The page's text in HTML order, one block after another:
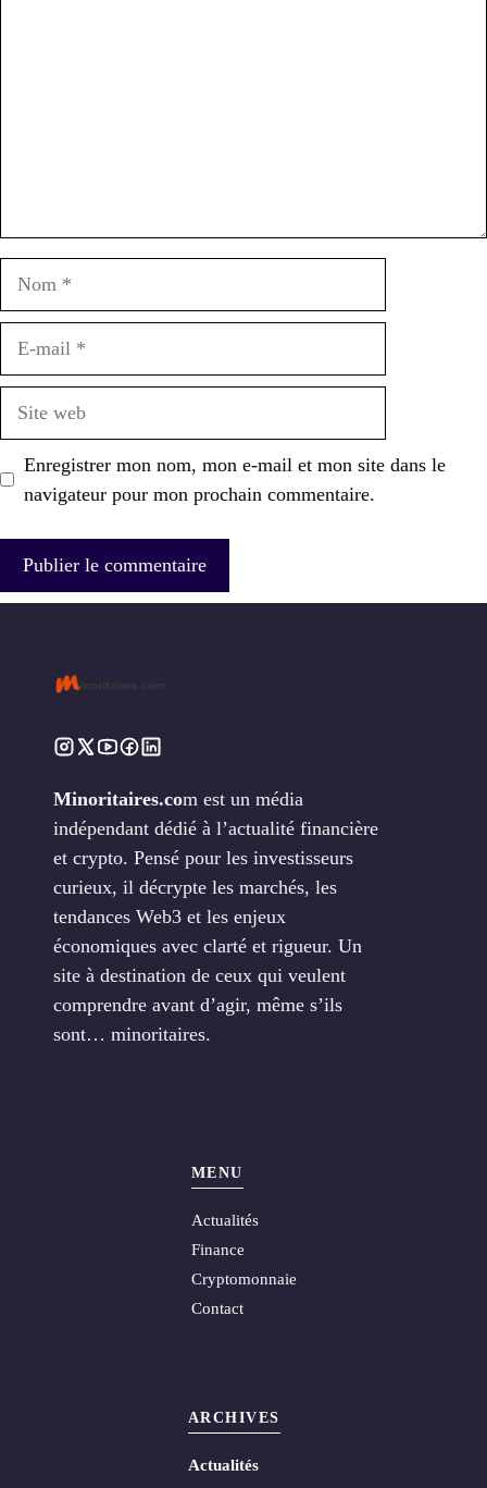
Enregistrer mon nom, mon e-mail et mon site dans le
navigateur pour mon prochain commentaire.
Minoritaires.com est un média
indépendant dédié à l’actualité financière
et crypto. Pensé pour les investisseurs
curieux, il décrypte les marchés, les
tendances Web3 et les enjeux
économiques avec clarté et rigueur. Un
site à destination de ceux qui veulent
comprendre avant d’agir, même s’ils
sont… minoritaires.
MENU
Actualités
Finance
Cryptomonnaie
Contact
ARCHIVES
Actualités